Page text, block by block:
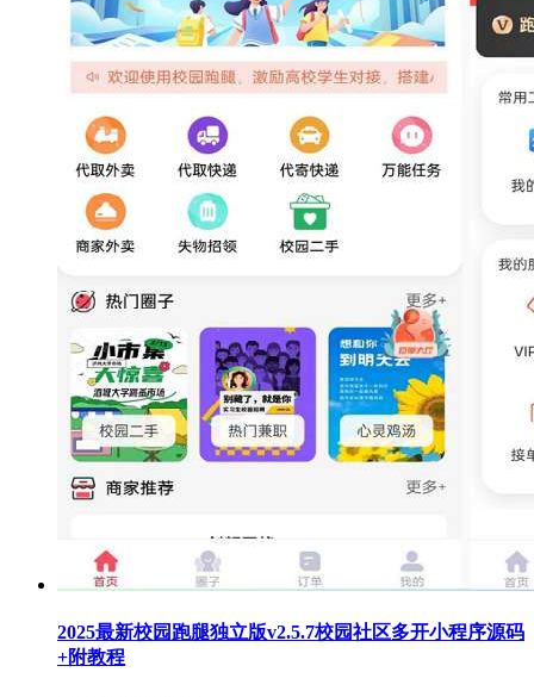
2025最新校园跑腿独立版v2.5.7校园社区多开小程序源码
+附教程